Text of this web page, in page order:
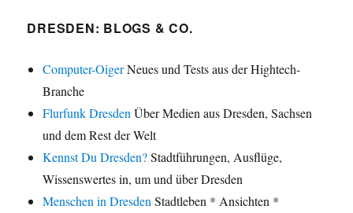
DRESDEN: BLOGS & CO.
Computer-OigerNeues und Tests aus der Hightech-
Branche
Flurfunk Dresden Über Medien aus Dresden, Sachsen
und dem Rest der Welt
Kennst Du Dresden?Stadtführungen, Ausflüge,
Wissenswertes in, um und über Dresden
Menschen in Dresden Stadtleben * Ansichten *